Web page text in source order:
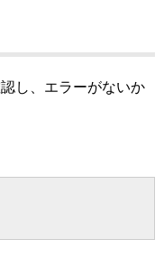
し、エラーがないか